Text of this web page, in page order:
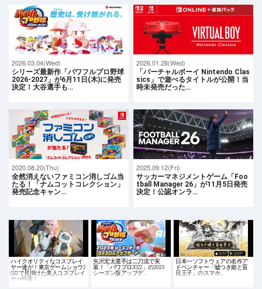
2026.03.04(Wed)
シリーズ最新作「パワフルプロ野球
2026-2027」が6月11日(木)に発売
決定！大谷選手も…
2026.01.28(Wed)
「バーチャルボーイ Nintendo Clas
sics」で遊べるタイトルが公開！当
時未発売だった…
2020.08.20(Thu)
全然消えないファミコン消しゴム当
たる！「ナムコットコレクション」
発売記念キャン…
2025.09.12(Fri)
サッカーマネジメントゲーム「Foo
tball Manager 26」が11月5日発売
決定！公認オンラ…
ハイクオリティなコスプレイ
ヤー達が！東京ゲームショウ2
022で見掛けた美人コスプレイ
ヤー特集！
矢沢宏太選手は二刀流で実
装！「パワプロ2022」の2023
シーズン版アップデ…
日本一ソフトウェアの名作ア
ドベンチャー「嘘つき姫と盲
目王子」のスマホ…